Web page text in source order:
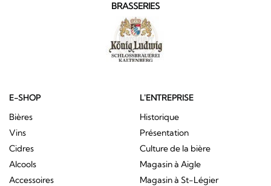
BRASSERIES
E-SHOP
Bières
Vins
Cidres
Alcools
Accessoires
L'ENTREPRISE
Historique
Présentation
Culture de la bière
Magasin à Aigle
Magasin à St-Légier